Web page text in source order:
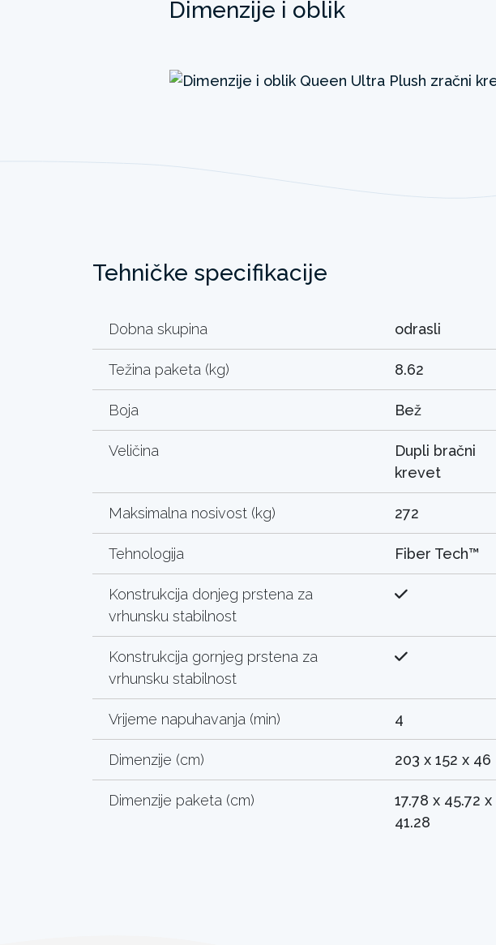
Dimenzije i oblik
Tehničke specifikacije
Dobna skupina odrasli
Težina paketa (kg) 8.62
Boja Bež
Veličina
Dupli bračni
krevet
Maksimalna nosivost (kg) 272
Tehnologija Fiber Tech™
Konstrukcija donjeg prstena za
vrhunsku stabilnost
Konstrukcija gornjeg prstena za
vrhunsku stabilnost
Vrijeme napuhavanja (min) 4
Dimenzije (cm) 203 x 152 x 46
Dimenzije paketa (cm)
17.78 x 45.72 x
41.28